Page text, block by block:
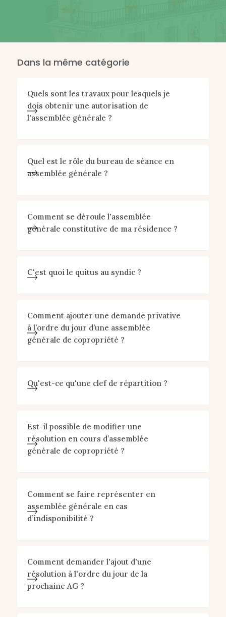
Dans la même catégorie
Quels sont les travaux pour lesquels je
dois obtenir une autorisation de
l'assemblée générale ?
Quel est le rôle du bureau de séance en
assemblée générale ?
Comment se déroule l'assemblée
générale constitutive de ma résidence ?
C'est quoi le quitus au syndic ?
Comment ajouter une demande privative
à l’ordre du jour d’une assemblée
générale de copropriété ?
Qu'est-ce qu'une clef de répartition ?
Est-il possible de modifier une
résolution en cours d’assemblée
générale de copropriété ?
Comment se faire représenter en
assemblée générale en cas
d’indisponibilité ?
Comment demander l'ajout d'une
résolution à l'ordre du jour de la
prochaine AG ?